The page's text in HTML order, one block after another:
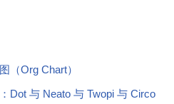
（Org Chart）
Dot 与 Neato 与 Twopi 与 Circo